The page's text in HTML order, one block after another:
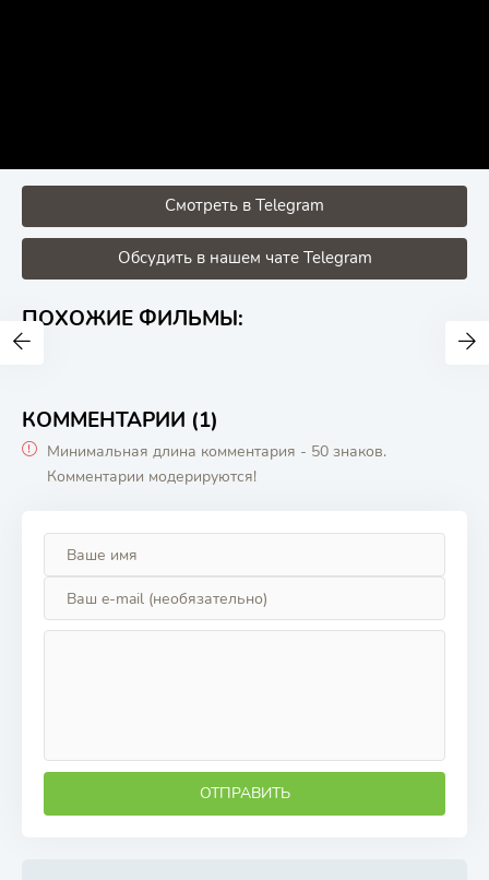
Смотреть в Telegram
Обсудить в нашем чате Telegram
ПОХОЖИЕ ФИЛЬМЫ:
КОММЕНТАРИИ (1)
Минимальная длина комментария - 50 знаков.
Комментарии модерируются!
ОТПРАВИТЬ